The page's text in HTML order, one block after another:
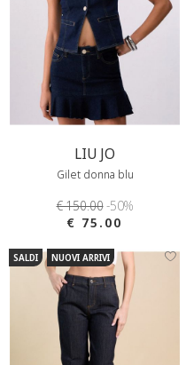
LIU JO
Gilet donna blu
€ 150.00-50%
€ 75.00
SALDI NUOVI ARRIVI